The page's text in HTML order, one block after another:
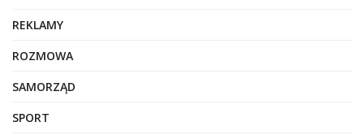
REKLAMY
ROZMOWA
SAMORZĄD
SPORT